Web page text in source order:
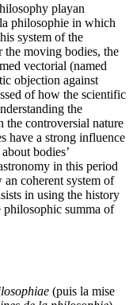
playan
philosophie in which
system of the
moving bodies, the
vectorial (named
objection against
of how the scientific
the
the controversial nature
have a strong influence
bodies’
in this period
coherent system of
in using the history
philosophic summa of
(puis la mise